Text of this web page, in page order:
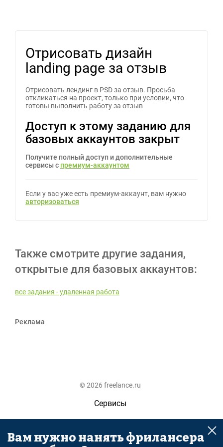
Отрисовать дизайн
landing page за отзыв
Отрисовать лендинг в PSD за отзыв. Просьба
откликаться на проект, только при условии, что
готовы выполнить работу за отзыв
Доступ к этому заданию для
базовых аккаунтов закрыт
Получите полный доступ и дополнительные
сервисы с премиум-аккаунтом
Если у вас уже есть премиум-аккаунт, вам нужно
авторизоваться
Также смотрите другие задания,
открытые для базовых аккаунтов:
все задания - удаленная работа
Реклама
© 2026 freelance.ru
Сервисы
Помощь
Поиск
Вам нужно нанять фрилансера